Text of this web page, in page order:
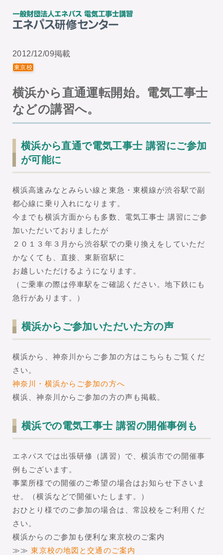
2012/12/09掲載
東京校
横浜から直通運転開始。電気工事士
などの講習へ。
横浜から直通で電気工事士 講習にご参加
が可能に
横浜高速みなとみらい線と東急・東横線が渋谷駅で副
都心線に乗り入れになります。
今までも横浜方面からも多数、電気工事士 講習にご参
加いただいておりましたが
２０１３年３月から渋谷駅での乗り換えをしていただ
かなくても、直接、東新宿駅に
お越しいただけるようになります。
（ご乗車の際は停車駅をご確認ください。地下鉄にも
急行があります。）
横浜からご参加いただいた方の声
横浜から、神奈川からご参加の方はこちらもご覧くだ
さい。
神奈川・横浜からご参加の方へ
横浜、神奈川からご参加の方の声も掲載。
横浜での電気工事士 講習の開催事例も
エネパスでは出張研修（講習）で、横浜市での開催事
例もございます。
事業所様での開催のご希望の場合はお知らせ下さいま
せ。（横浜などで開催いたします。）
おひとり様でのご参加の場合は、常設校をご利用くだ
さい。
横浜からのご参加も便利な東京校のご案内
≫≫東京校の地図と交通のご案内